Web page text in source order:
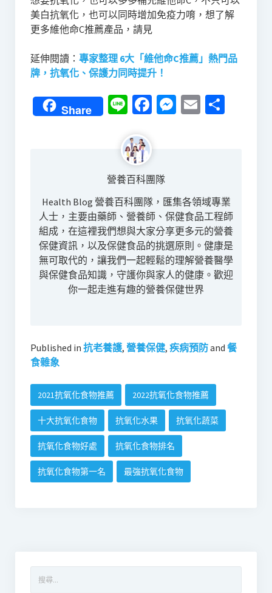
美白抗氧化，也可以同時增加免疫力唷，想了解
更多維他命C推薦產品，請見
延伸閱讀： 專家整理 6大「維他命C推薦」熱門品
牌，抗氧化、保護力同時提升！
Share LineFacebook
Messenger
Email
分
營養百科團隊
Health Blog 營養百科團隊，匯集各領域專業
人士，主要由藥師、營養師、保健食品工程師
組成，在這裡我們想與大家分享更多元的營養
保健資訊，以及保健食品的挑選原則。健康是
無可取代的，讓我們一起輕鬆的理解營養醫學
與保健食品知識，守護你與家人的健康。歡迎
你一起走進有趣的營養保健世界
Published in 抗老養護, 營養保健, 疾病預防and 餐
食雜象
2021抗氧化食物推薦 2022抗氧化食物推薦
十大抗氧化食物 抗氧化水果 抗氧化蔬菜
抗氧化食物好處 抗氧化食物排名
抗氧化食物第一名 最強抗氧化食物